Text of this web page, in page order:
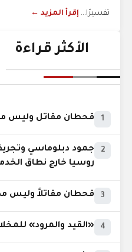
تفسيرًا... إقرأ المزيد ←
الأكثر قراءة
1 قحطان مقاتل وليس
2
جمود دبلوماسي
روسيا خارج نطاق
3 قحطان مقاتلاً وليس
4 «القيد والمرود»